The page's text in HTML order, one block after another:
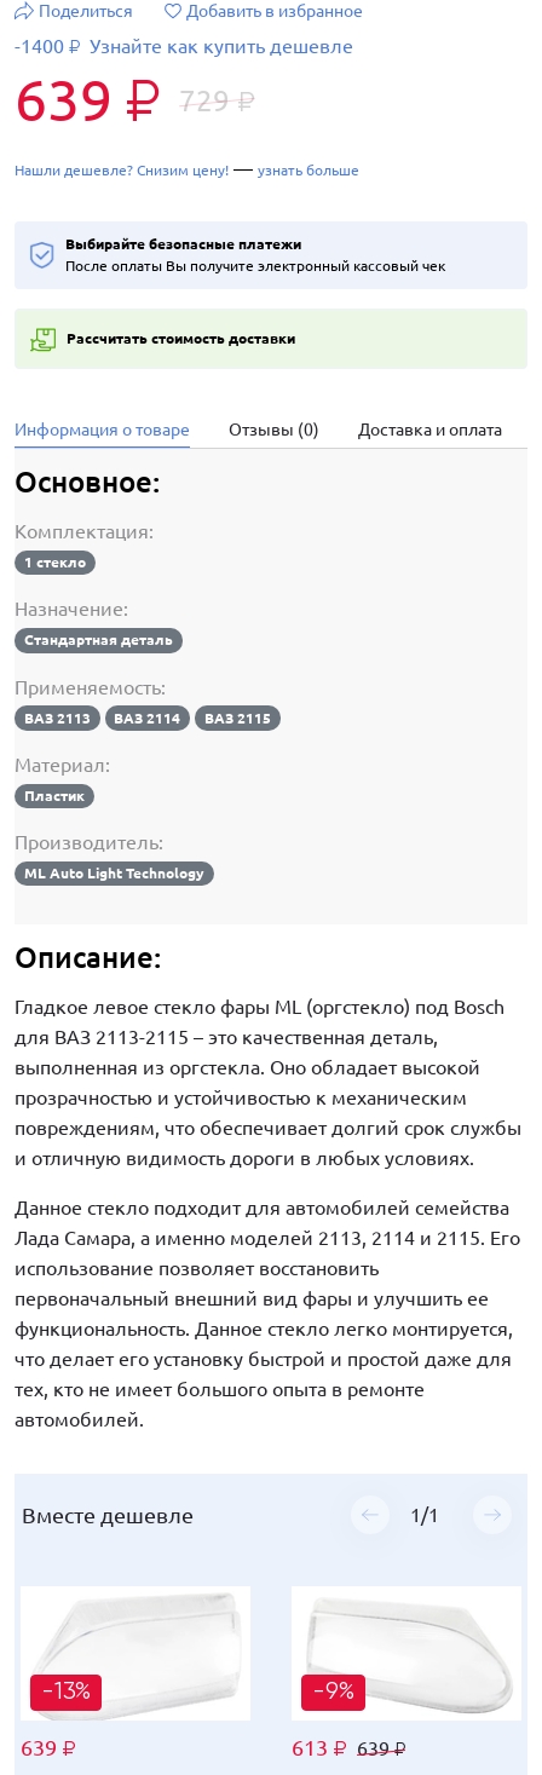
Поделиться
Добавить в избранное
-1400 ₽ Узнайте как купить дешевле
639 ₽ 729₽
Нашли дешевле? Снизим цену! — узнать больше
Выбирайте безопасные платежи
После оплаты Вы получите электронный кассовый чек
Рассчитать стоимость доставки
Информация о товаре Отзывы (0) Доставка и оплата
Основное:
Комплектация:
1 стекло
Назначение:
Стандартная деталь
Применяемость:
ВАЗ 2113 ВАЗ 2114 ВАЗ 2115
Материал:
Пластик
Производитель:
ML Auto Light Technology
Описание:
Гладкое левое стекло фары ML (оргстекло) под Bosch
для ВАЗ 2113-2115 – это качественная деталь,
выполненная из оргстекла. Оно обладает высокой
прозрачностью и устойчивостью к механическим
повреждениям, что обеспечивает долгий срок службы
и отличную видимость дороги в любых условиях.
Данное стекло подходит для автомобилей семейства
Лада Самара, а именно моделей 2113, 2114 и 2115. Его
использование позволяет восстановить
первоначальный внешний вид фары и улучшить ее
функциональность. Данное стекло легко монтируется,
что делает его установку быстрой и простой даже для
тех, кто не имеет большого опыта в ремонте
автомобилей.
Вместе дешевле 1 /1
-13%
639 ₽
-9%
613 ₽ 639₽